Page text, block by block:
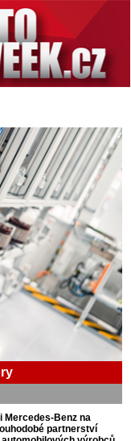
Mercedes-Benz na
partnerství